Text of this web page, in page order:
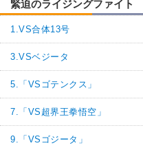
緊迫のライジングファイト
1.VS合体13号
3.VSベジータ
5.「VSゴテンクス」
7.「VS超界王拳悟空」
9.「VSゴジータ」